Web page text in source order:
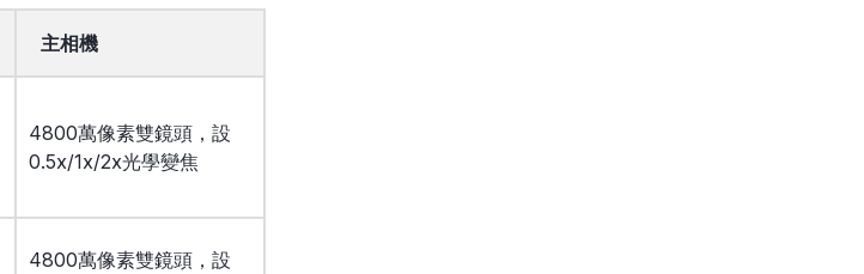
主相機
4800萬像素雙鏡頭，設
0.5x/1x/2x光學變焦
4800萬像素雙鏡頭，設